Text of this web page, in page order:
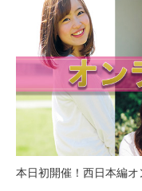
本日初開催！西日本編オ